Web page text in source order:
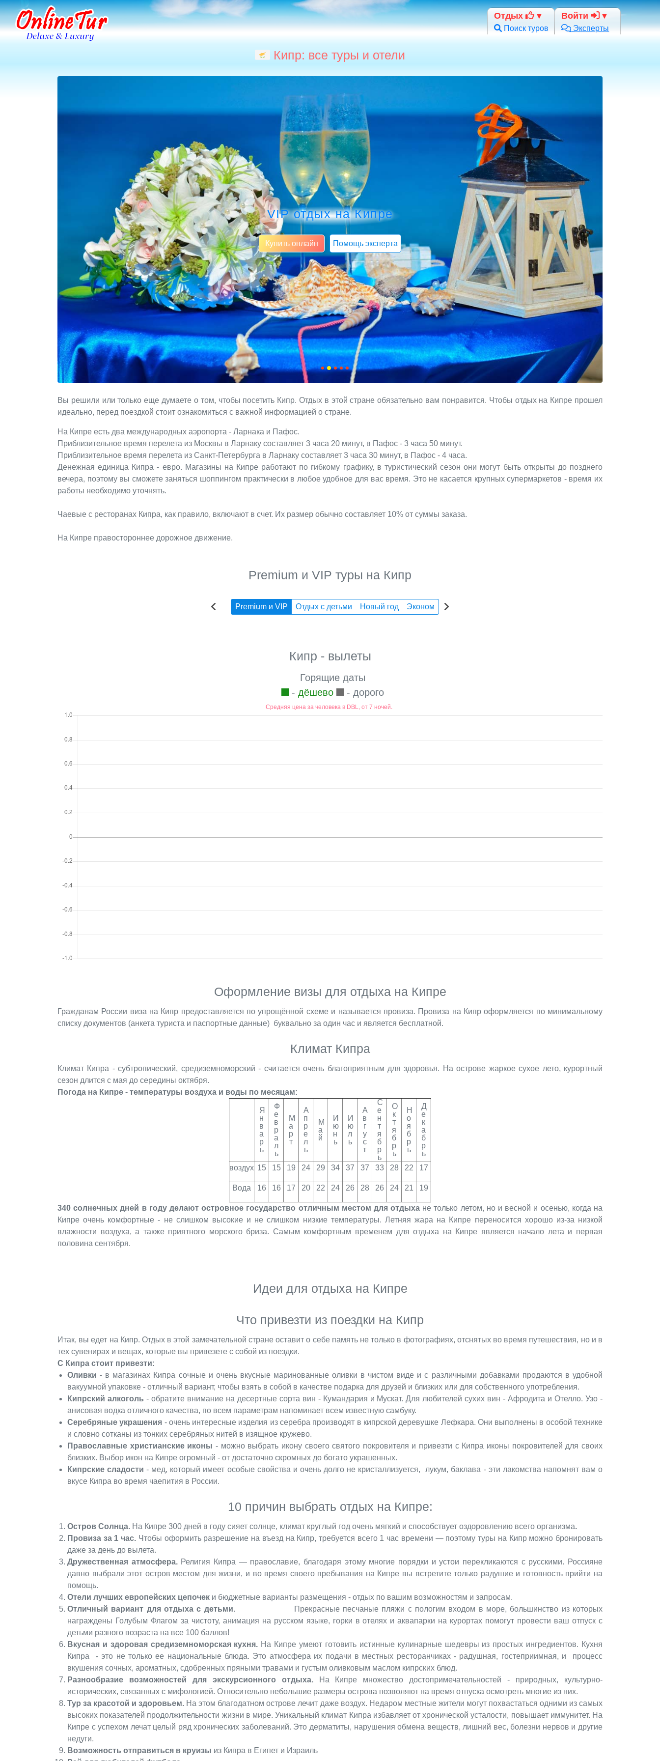
Отдых
Поиск туров
Войти
Эксперты
Кипр: все туры и отели
VIP отдых на Кипре
Купить онлайн Помощь эксперта
Вы решили или только еще думаете о том, чтобы посетить Кипр. Отдых в этой стране обязательно вам понравится. Чтобы отдых на Кипре прошел
идеально, перед поездкой стоит ознакомиться с важной информацией о стране.
На Кипре есть два международных аэропорта - Ларнака и Пафос.
Приблизительное время перелета из Москвы в Ларнаку составляет 3 часа 20 минут, в Пафос - 3 часа 50 минут.
Приблизительное время перелета из Санкт-Петербурга в Ларнаку составляет 3 часа 30 минут, в Пафос - 4 часа.
Денежная единица Кипра - евро. Магазины на Кипре работают по гибкому графику, в туристический сезон они могут быть открыты до позднего
вечера, поэтому вы сможете заняться шоппингом практически в любое удобное для вас время. Это не касается крупных супермаркетов - время их
работы необходимо уточнять.
Чаевые с ресторанах Кипра, как правило, включают в счет. Их размер обычно составляет 10% от суммы заказа.
На Кипре правостороннее дорожное движение.
Premium и VIP туры на Кипр
Premium и VIP Отдых с детьми Новый год Эконом
Кипр - вылеты
Горящие даты
- дёшево - дорого
Оформление визы для отдыха на Кипре
Гражданам России виза на Кипр предоставляется по упрощённой схеме и называется провиза. Провиза на Кипр оформляется по минимальному
списку документов (анкета туриста и паспортные данные) буквально за один час и является бесплатной.
Климат Кипра
Климат Кипра - субтропический, средиземноморский - считается очень благоприятным для здоровья. На острове жаркое сухое лето, курортный
сезон длится с мая до середины октября.
Погода на Кипре - температуры воздуха и воды по месяцам:
Я
н
в
а
р
ь
Ф
е
в
р
а
л
ь
М
а
р
т
А
п
р
е
л
ь
М
а
й
И
ю
н
ь
И
ю
л
ь
А
в
г
у
с
т
С
е
н
т
я
б
р
ь
О
к
т
я
б
р
ь
Н
о
я
б
р
ь
Д
е
к
а
б
р
ь
воздух 15 15 19 24 29 34 37 37 33 28 22 17
Вода 16 16 17 20 22 24 26 28 26 24 21 19
340 солнечных дней в году делают островное государство отличным местом для отдыха не только летом, но и весной и осенью, когда на
Кипре очень комфортные - не слишком высокие и не слишком низкие температуры. Летняя жара на Кипре переносится хорошо из-за низкой
влажности воздуха, а также приятного морского бриза. Самым комфортным временем для отдыха на Кипре является начало лета и первая
половина сентября.
Идеи для отдыха на Кипре
Что привезти из поездки на Кипр
Итак, вы едет на Кипр. Отдых в этой замечательной стране оставит о себе память не только в фотографиях, отснятых во время путешествия, но и в
тех сувенирах и вещах, которые вы привезете с собой из поездки.
С Кипра стоит привезти:
Оливки - в магазинах Кипра сочные и очень вкусные маринованные оливки в чистом виде и с различными добавками продаются в удобной
вакуумной упаковке - отличный вариант, чтобы взять в собой в качестве подарка для друзей и близких или для собственного употребления.
Кипрский алкоголь - обратите внимание на десертные сорта вин - Кумандария и Мускат. Для любителей сухих вин - Афродита и Отелло. Узо -
анисовая водка отличного качества, по всем параметрам напоминает всем известную самбуку.
Серебряные украшения - очень интересные изделия из серебра производят в кипрской деревушке Лефкара. Они выполнены в особой технике
и словно сотканы из тонких серебряных нитей в изящное кружево.
Православные христианские иконы - можно выбрать икону своего святого покровителя и привезти с Кипра иконы покровителей для своих
близких. Выбор икон на Кипре огромный - от достаточно скромных до богато украшенных.
Кипрские сладости - мед, который имеет особые свойства и очень долго не кристаллизуется, лукум, баклава - эти лакомства напомнят вам о
вкусе Кипра во время чаепития в России.
10 причин выбрать отдых на Кипре:
Остров Солнца. На Кипре 300 дней в году сияет солнце, климат круглый год очень мягкий и способствует оздоровлению всего организма.
Провиза за 1 час. Чтобы оформить разрешение на въезд на Кипр, требуется всего 1 час времени — поэтому туры на Кипр можно бронировать
даже за день до вылета.
Дружественная атмосфера. Религия Кипра — православие, благодаря этому многие порядки и устои перекликаются с русскими. Россияне
давно выбрали этот остров местом для жизни, и во время своего пребывания на Кипре вы встретите только радушие и готовность прийти на
помощь.
Отели лучших европейских цепочек и бюджетные варианты размещения - отдых по вашим возможностям и запросам.
Отличный вариант для отдыха с детьми.Прекрасные песчаные пляжи с пологим входом в море, большинство из которых
награждены Голубым Флагом за чистоту, анимация на русском языке, горки в отелях и аквапарки на курортах помогут провести ваш отпуск с
детьми разного возраста на все 100 баллов!
Вкусная и здоровая средиземноморская кухня. На Кипре умеют готовить истинные кулинарные шедевры из простых ингредиентов. Кухня
Кипра - это не только ее национальные блюда. Это атмосфера их подачи в местных ресторанчиках - радушная, гостеприимная, и процесс
вкушения сочных, ароматных, сдобренных пряными травами и густым оливковым маслом кипрских блюд.
Разнообразие возможностей для экскурсионного отдыха.
На Кипре множество достопримечательностей - природных, культурно-
исторических, связанных с мифологией. Относительно небольшие размеры острова позволяют на время отпуска осмотреть многие из них.
Тур за красотой и здоровьем. На этом благодатном острове лечит даже воздух. Недаром местные жители могут похвастаться одними из самых
высоких показателей продолжительности жизни в мире. Уникальный климат Кипра избавляет от хронической усталости, повышает иммунитет. На
Кипре с успехом лечат целый ряд хронических заболеваний. Это дерматиты, нарушения обмена веществ, лишний вес, болезни нервов и другие
недуги.
Возможность отправиться в круизы из Кипра в Египет и Израиль